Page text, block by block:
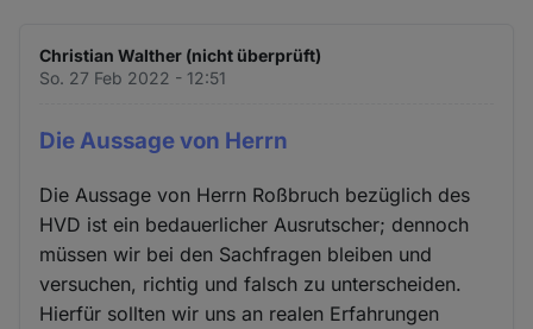
Christian Walther (nicht überprüft)
So. 27 Feb 2022 - 12:51
Die Aussage von Herrn
Die Aussage von Herrn Roßbruch bezüglich des
HVD ist ein bedauerlicher Ausrutscher; dennoch
müssen wir bei den Sachfragen bleiben und
versuchen, richtig und falsch zu unterscheiden.
Hierfür sollten wir uns an realen Erfahrungen